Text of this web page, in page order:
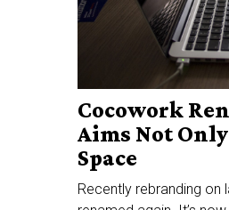
Cocowork
Aims Not
Space
Recently rebranding